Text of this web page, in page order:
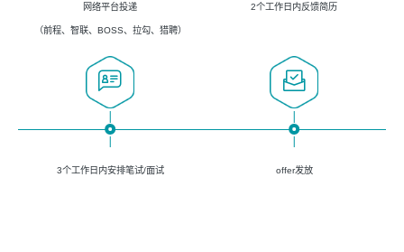
网络平台投递
（前程、智联、BOSS、拉勾、猎聘）
2个工作日内反馈简历
3个工作日内安排笔试/面试 offer发放